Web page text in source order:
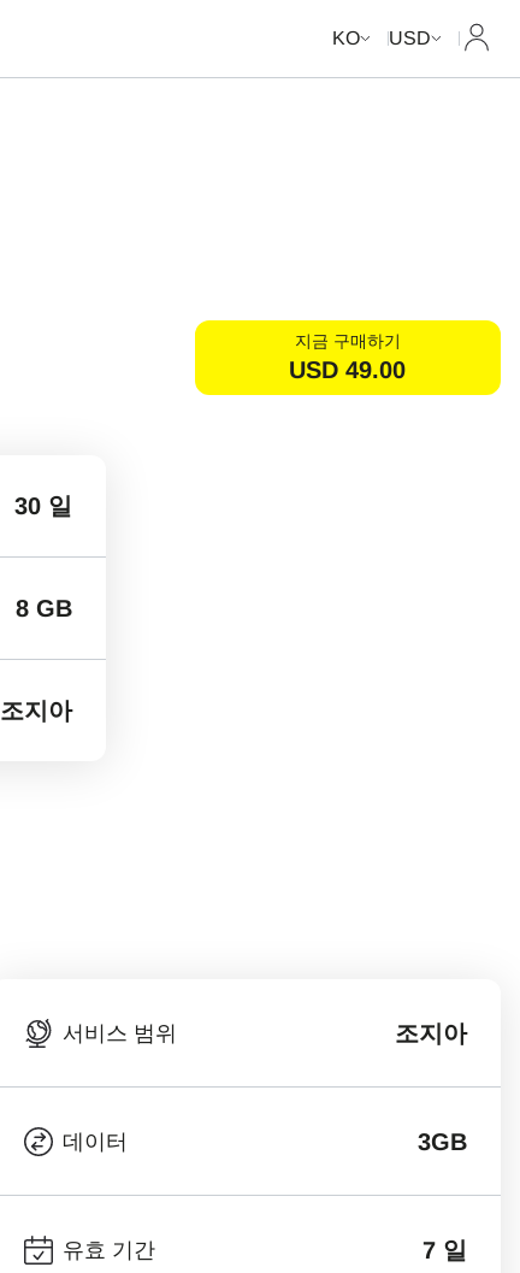
KO USD 내 계
지금 구매하기
USD 49.00
30 일
8 GB
조지아
서비스 범위 조지아
데이터 3GB
유효 기간 7 일